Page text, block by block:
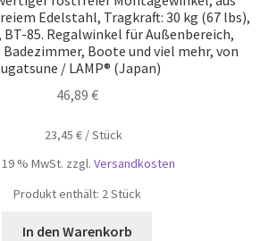
Edelstahl, Tragkraft: 30 kg (67 lbs),
BT-85. Regalwinkel für Außenbereich,
Boote und viel mehr, von
/ LAMP® (Japan)
46,89 €
23,45 €/Stück
% MwSt. zzgl. Versandkosten
Produkt enthält: 2Stück
In den Warenkorb